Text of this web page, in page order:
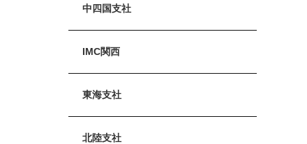
中四国支社
IMC関西
東海支社
北陸支社